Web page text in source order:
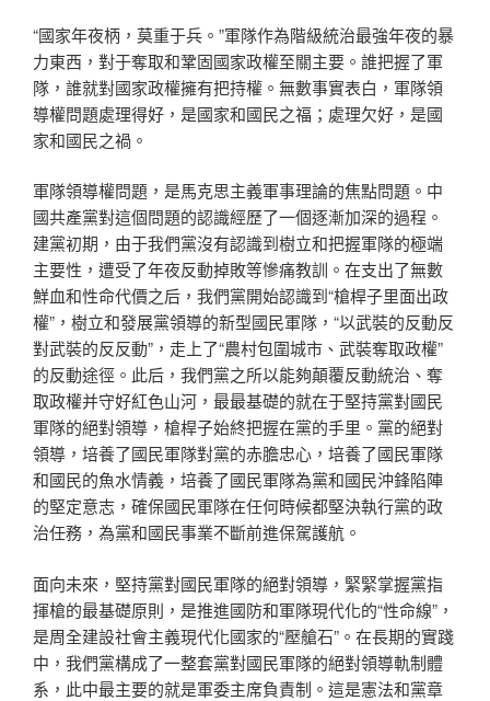
“國家年夜柄，莫重于兵。”軍隊作為階級統治最強年夜的暴
力東西，對于奪取和鞏固國家政權至關主要。誰把握了軍
隊，誰就對國家政權擁有把持權。無數事實表白，軍隊領
導權問題處理得好，是國家和國民之福；處理欠好，是國
家和國民之禍。
軍隊領導權問題，是馬克思主義軍事理論的焦點問題。中
國共產黨對這個問題的認識經歷了一個逐漸加深的過程。
建黨初期，由于我們黨沒有認識到樹立和把握軍隊的極端
主要性，遭受了年夜反動掉敗等慘痛教訓。在支出了無數
鮮血和性命代價之后，我們黨開始認識到“槍桿子里面出政
權”，樹立和發展黨領導的新型國民軍隊，“以武裝的反動反
對武裝的反反動”，走上了“農村包圍城市、武裝奪取政權”
的反動途徑。此后，我們黨之所以能夠顛覆反動統治、奪
取政權并守好紅色山河，最最基礎的就在于堅持黨對國民
軍隊的絕對領導，槍桿子始終把握在黨的手里。黨的絕對
領導，培養了國民軍隊對黨的赤膽忠心，培養了國民軍隊
和國民的魚水情義，培養了國民軍隊為黨和國民沖鋒陷陣
的堅定意志，確保國民軍隊在任何時候都堅決執行黨的政
治任務，為黨和國民事業不斷前進保駕護航。
面向未來，堅持黨對國民軍隊的絕對領導，緊緊掌握黨指
揮槍的最基礎原則，是推進國防和軍隊現代化的“性命線”，
是周全建設社會主義現代化國家的“壓艙石”。在長期的實踐
中，我們黨構成了一整套黨對國民軍隊的絕對領導軌制體
系，此中最主要的就是軍委主席負責制。這是憲法和黨章